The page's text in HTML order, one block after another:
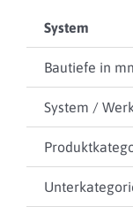
System
Bautiefe in
System /